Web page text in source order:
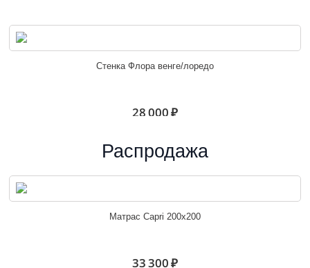
Стенка Флора венге/лоредо
28 000 ₽
Распродажа
Матрас Capri 200х200
33 300 ₽